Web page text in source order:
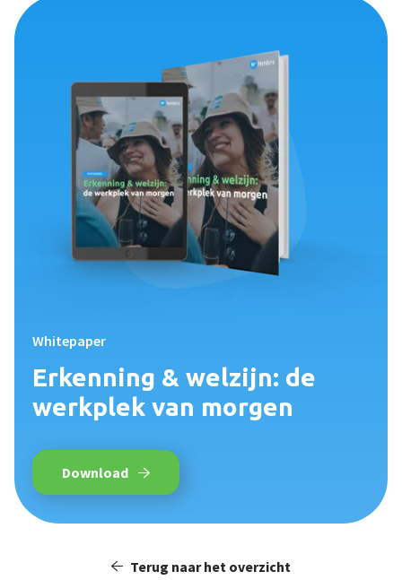
Whitepaper
Erkenning & welzijn: de
werkplek van morgen
Download
Terug naar het overzicht